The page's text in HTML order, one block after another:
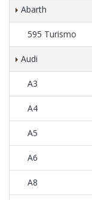
Abarth
595 Turismo
Audi
A3
A4
A5
A6
A8